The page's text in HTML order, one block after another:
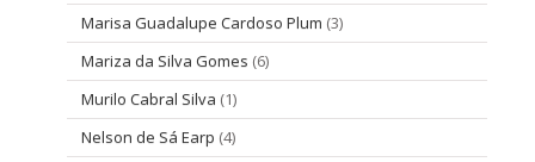
Marisa Guadalupe Cardoso Plum (3)
Mariza da Silva Gomes (6)
Murilo Cabral Silva (1)
Nelson de Sá Earp (4)